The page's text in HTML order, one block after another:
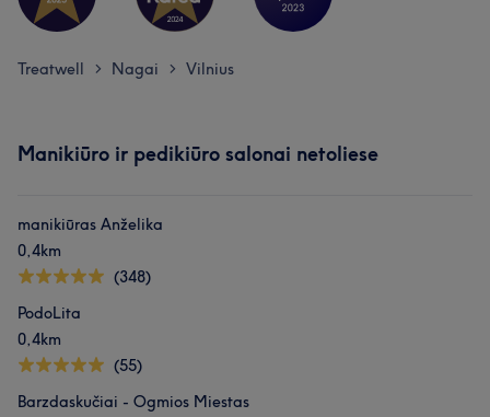
Treatwell > Nagai > Vilnius
Manikiūro ir pedikiūro salonai netoliese
manikiūras Anželika
0,4km
(348)
PodoLita
0,4km
(55)
Barzdaskučiai - Ogmios Miestas